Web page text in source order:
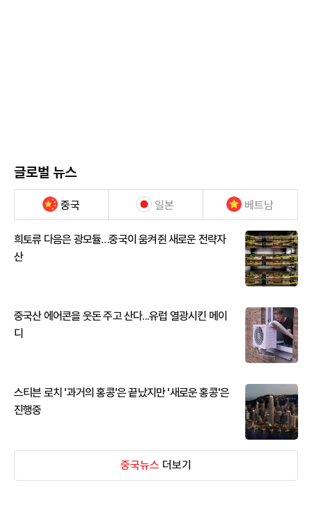
글로벌 뉴스
중국 일본 베트남
희토류 다음은 광모듈…중국이 움켜쥔 새로운 전략자
산
중국산 에어콘을 웃돈 주고 산다...유럽 열광시킨 메이
디
스티븐 로치 '과거의 홍콩'은 끝났지만 '새로운 홍콩'은
진행중
중국뉴스 더보기